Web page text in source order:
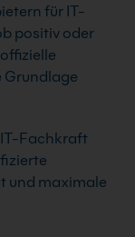
für IT-
positiv oder
Grundlage
Fachkraft
und maximale